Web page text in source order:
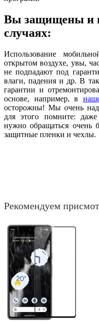
Вы защищены и
случаях:
Использование
открытом воздухе, увы,
не подпадают под
влаги, падения и др. В
гарантии и
основе, например, в
осторожны! Мы очень
для этого помните:
нужно обращаться очень
защитные пленки и чехлы.
Рекомендуем